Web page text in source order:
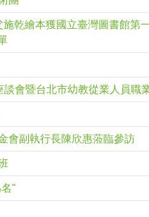
施乾繪本獲國立臺灣圖書館第
談會暨台北市幼教從業人員職
會副執行長陳欣惠蒞臨參訪
"